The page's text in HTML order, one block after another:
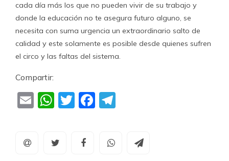
cada día más los que no pueden vivir de su trabajo y
donde la educación no te asegura futuro alguno, se
necesita con suma urgencia un extraordinario salto de
calidad y este solamente es posible desde quienes sufren
el circo y las faltas del sistema.
Compartir:
EmailWhatsApp
TwitterFacebook